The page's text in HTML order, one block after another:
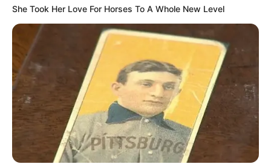
She Took Her Love For Horses To A Whole New Level